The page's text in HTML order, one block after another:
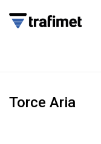
Torce Aria